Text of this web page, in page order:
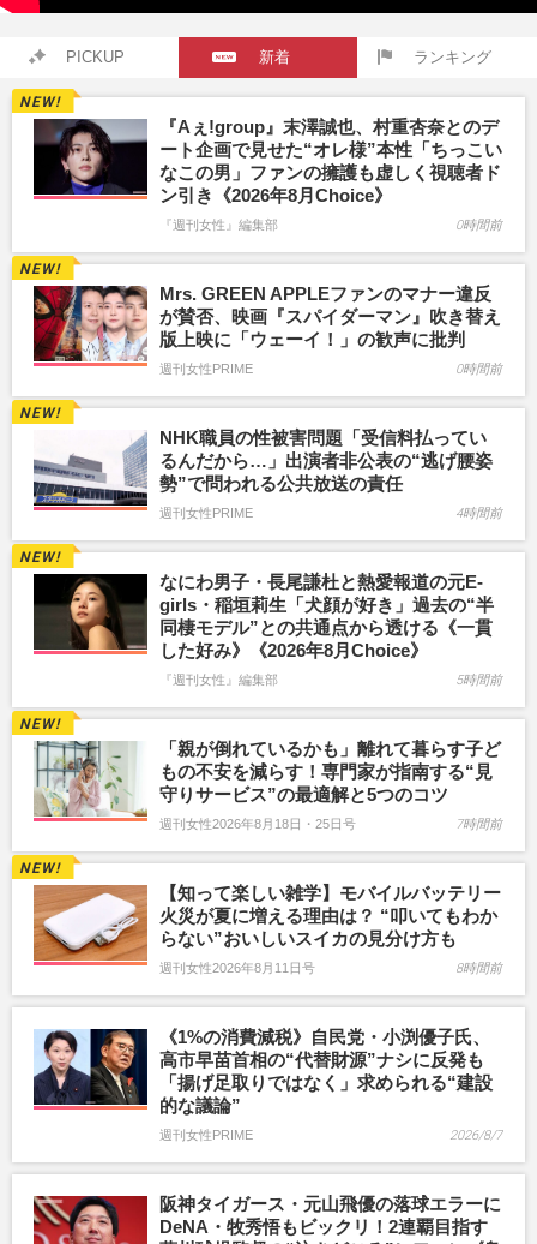
PICKUP 新着 ランキング
『Aぇ!group』末澤誠也、村重杏奈とのデ
ート企画で見せた“オレ様”本性「ちっこい
なこの男」ファンの擁護も虚しく視聴者ド
ン引き《2026年8月Choice》
『週刊女性』編集部 0時間前
Mrs. GREEN APPLEファンのマナー違反
が賛否、映画『スパイダーマン』吹き替え
版上映に「ウェーイ！」の歓声に批判
週刊女性PRIME 0時間前
NHK職員の性被害問題「受信料払ってい
るんだから…」出演者非公表の“逃げ腰姿
勢”で問われる公共放送の責任
週刊女性PRIME 4時間前
なにわ男子・長尾謙杜と熱愛報道の元E-
girls・稲垣莉生「犬顔が好き」過去の“半
同棲モデル”との共通点から透ける《一貫
した好み》《2026年8月Choice》
『週刊女性』編集部 5時間前
「親が倒れているかも」離れて暮らす子ど
もの不安を減らす！専門家が指南する“見
守りサービス”の最適解と5つのコツ
週刊女性2026年8月18日・25日号 7時間前
【知って楽しい雑学】モバイルバッテリー
火災が夏に増える理由は？ “叩いてもわか
らない”おいしいスイカの見分け方も
週刊女性2026年8月11日号 8時間前
《1%の消費減税》自民党・小渕優子氏、
高市早苗首相の“代替財源”ナシに反発も
「揚げ足取りではなく」求められる“建設
的な議論”
週刊女性PRIME 2026/8/7
阪神タイガース・元山飛優の落球エラーに
DeNA・牧秀悟もビックリ！2連覇目指す